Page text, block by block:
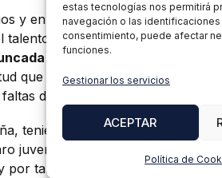
estas tecnologías nos permitirá
navegación o las
consentimiento, puede afectar
funciones.
Gestionar los servicios
ACEPTAR
Política de
y en concreto uno elaborado
talento senior,el 55% de las
o estancada
que las empresas tienen hacia
de promoción o barreras a la
teniendo una de las tasas de
juvenil y teniendo en
por tanto el envejecimiento de la